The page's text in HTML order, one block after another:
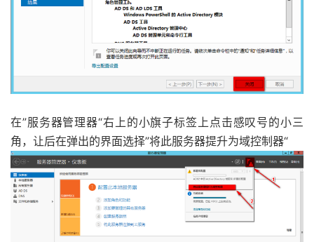
在”服务器管理器“右上的小旗子标签上点击感叹号的小三
角，让后在弹出的界面选择”将此服务器提升为域控制器“